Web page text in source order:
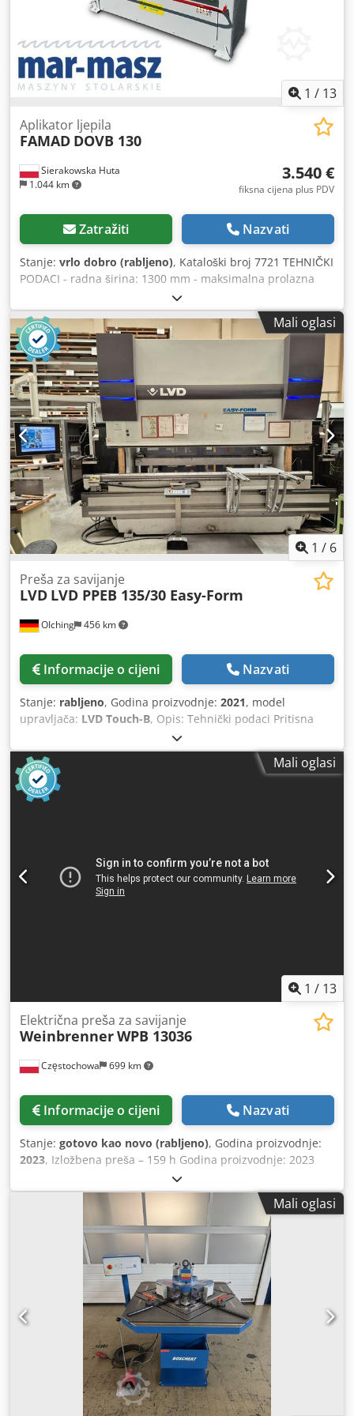
1 / 13
Sierakowska Huta
1.044 km
Aplikator ljepila
FAMAD DOVB 130
3.540 €
fiksna cijena plus PDV
Zatražiti Nazvati
Stanje: vrlo dobro (rabljeno), Kataloški broj 7721 TEHNIČKI
PODACI - radna širina: 1300 mm - maksimalna prolazna
visina: 60 mm Cjdpfxezrlrae Af Aoha - gumeni valjci: 2 kom
- promjer gumenog valjka: 190 mm - motor cca 1,1 kW -
dimenzije (D/Š/V): 2020x770x1260 mm - težina: 500 kg
PREDNOSTI – rabljeni uređaj za nanošenje ljepila – stanje
vrlo dobro Neto cijena: 14.900 PLN Neto cijena: 3.540 EUR
prema tečaju 4,2 EUR (Cijene se mogu mijenjati u slučaju
većih kolebanja)
Mali oglasi
1 / 6
OIching 456 km
Preša za savijanje
LVD LVD PPEB 135/30 Easy-Form
Informacije o cijeni Nazvati
Stanje: rabljeno, Godina proizvodnje: 2021, model
upravljača: LVD Touch-B, Opis: Tehnički podaci Pritisna
sila: 1350 kN Dužina savijanja: 3050 mm Iskoristiva
ugradbena visina: 400 mm Razmak između stupova: 2600
mm Upravljanje: Touch-B Težina: 9600 kg Oprema
Zaustavljanje po osima: CNC zaustavljanje s 2 prsta Cedpfx
Afezig Tge Ajha Sustav za mjerenje kuta: LVD Easy-Form
Mali oglasi
1 / 13
Częstochowa 699 km
Električna preša za savijanje
WeinbrennerWPB 13036
Informacije o cijeni Nazvati
Stanje: gotovo kao novo (rabljeno), Godina proizvodnje:
2023, Izložbena preša – 159 h Godina proizvodnje: 2023
Upravljanje: Delem Da-66T s zaslonom na dodir Tlak: 36 t
Duljina savijanja: 1300 mm Hod: 150 mm Brzina
približavanja: 150 mm/s Radna brzina: 10 mm/s Brzina
povratka: 150 mm/s Chsdpfezcldljx Af Aea Priključna
snaga: 21 kW Napajanje: 400 V / 50 Hz / 3~ Sila stezanja
alata: 50 bar Dimenzije (D × Š × V): 2050 × 2050 × 2310 mm
Težina: 4350 kg
Mali oglasi